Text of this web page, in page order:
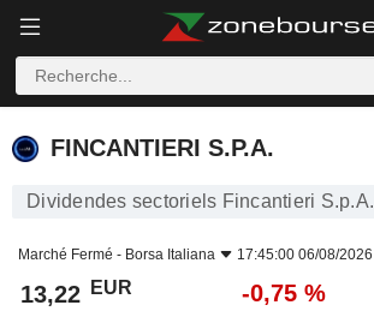
FINCANTIERI S.P.A.
FINCANTIERI S.P.A.
Dividendes sectoriels Fincantieri S.p.A.
Marché Fermé - Borsa Italiana 17:45:00 06/08/2026
13,22 EUR -0,75 %